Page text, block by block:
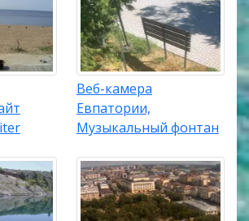
Веб-камера
Евпатории,
Музыкальный фонтан